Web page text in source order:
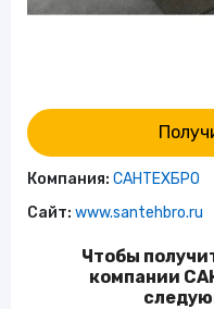
Компания: САНТЕХБРО
Сайт: www.santehbro.ru
Чтобы
компании